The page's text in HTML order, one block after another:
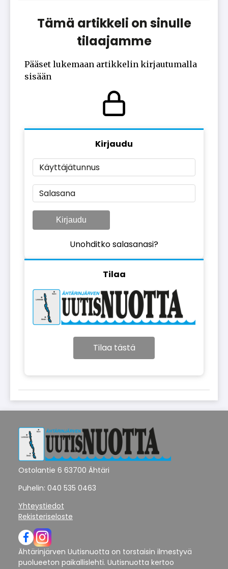
Tämä artikkeli on sinulle
tilaajamme
Pääset lukemaan artikkelin kirjautumalla
sisään
Kirjaudu
Käyttäjätunnus
Salasana
Kirjaudu
Unohditko salasanasi?
Tilaa
Tilaa tästä
Ostolantie 6 63700 Ähtäri
Puhelin: 040 535 0463
Yhteystiedot
Rekisteriseloste
Ähtärinjärven Uutisnuotta on torstaisin ilmestyvä
puolueeton paikallislehti. Uutisnuotta kertoo